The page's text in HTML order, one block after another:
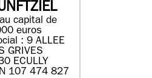
capital de
euros
: 9 ALLEE
GRIVES
ECULLY
107 474 827